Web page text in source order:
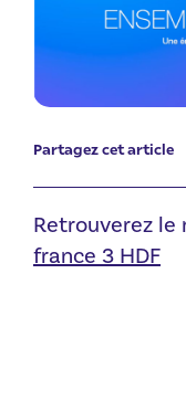
Partagez cet article
Retrouverez
france 3 HDF